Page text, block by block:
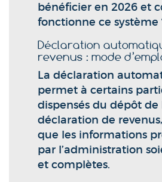
bénéficier en 2026 et
fonctionne ce système
Déclaration
revenus : mode
La déclaration
permet à certains
dispensés du dépôt de
déclaration de
que les informations
par l’administration
et complètes.